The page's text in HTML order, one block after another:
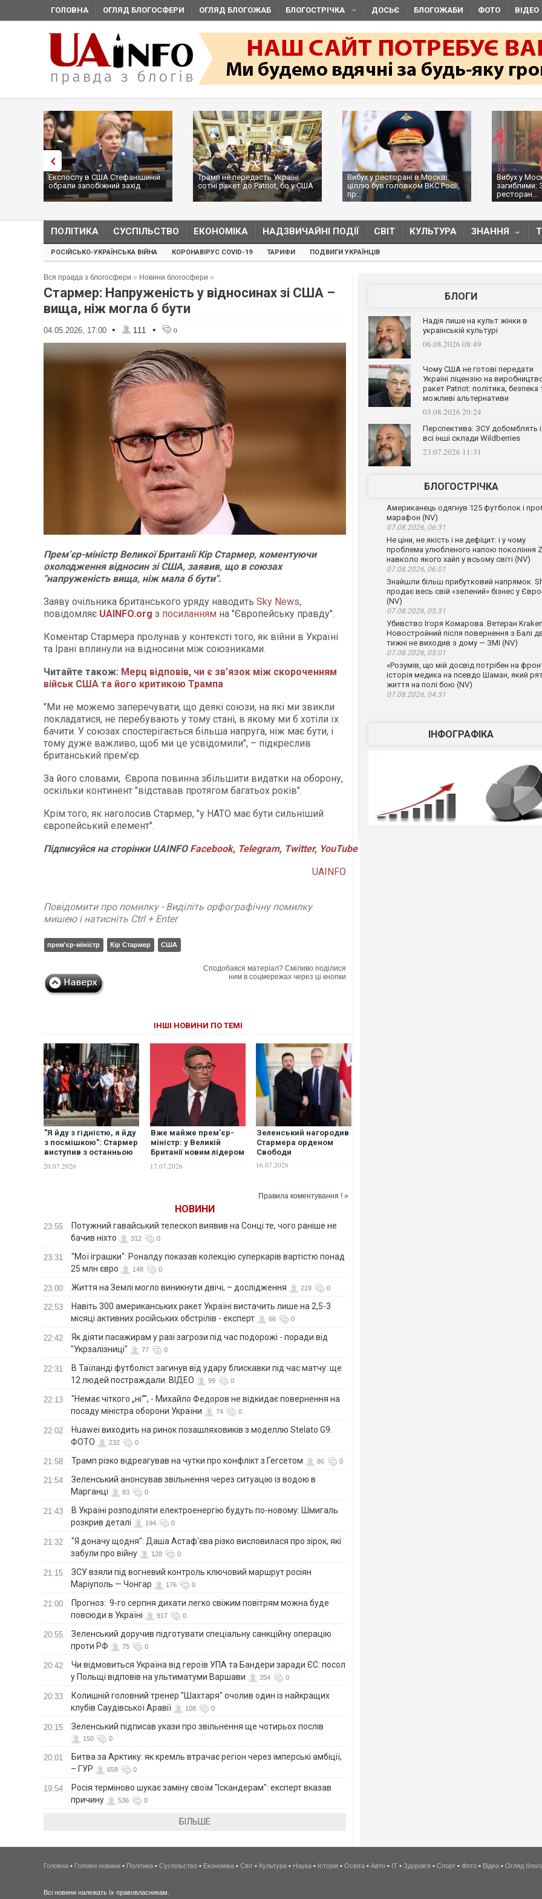
ГОЛОВНА ОГЛЯД БЛОГОСФЕРИ ОГЛЯД БЛОГОЖАБ БЛОГОСТРІЧКА ДОСЬЄ БЛОГОЖАБИ ФОТО ВІДЕО
Експослу в США Стефанішиній
обрали запобіжний захід
Трамп не передасть Україні
сотні ракет до Patriot, бо у США
...
Вибух у ресторані в Москві:
ціллю був головком ВКС Росії,
пр...
Вибух у
загиблими:
ресторан...
ПОЛІТИКА СУСПІЛЬСТВО ЕКОНОМІКА НАДЗВИЧАЙНІ ПОДІЇ СВІТ КУЛЬТУРА ЗНАННЯ
РОСІЙСЬКО-УКРАЇНСЬКА ВІЙНА КОРОНАВІРУС COVID-19 ТАРИФИ ПОДВИГИ УКРАЇНЦІВ
Вся правда з блогосфери » Новини блогосфери »
Стармер: Напруженість у відносинах зі США –
вища, ніж могла б бути
04.05.2026, 17:00 • 111 • 0
Прем’єр-міністр Великої Британії Кір Стармер, коментуючи
охолодження відносин зі США, заявив, що в союзах
"напруженість вища, ніж мала б бути".
Заяву очільника британського уряду наводить Sky News,
повідомляє UAINFO.org з посиланням на "Європейську правду".
Коментар Стармера пролунав у контексті того, як війни в Україні
та Ірані вплинули на відносини між союзниками.
Читайте також: Мерц відповів, чи є зв’язок між скороченням
військ США та його критикою Трампа
"Ми не можемо заперечувати, що деякі союзи, на які ми звикли
покладатися, не перебувають у тому стані, в якому ми б хотіли їх
бачити. У союзах спостерігається більша напруга, ніж має бути, і
тому дуже важливо, щоб ми це усвідомили", – підкреслив
британський прем’єр.
За його словами, Європа повинна збільшити видатки на оборону,
оскільки континент "відставав протягом багатьох років".
Крім того, як наголосив Стармер, "у НАТО має бути сильніший
європейський елемент".
ПідписуйсянасторінкиUAINFO Facebook, Telegram, Twitter, YouTube
UAINFO
Повідомити про помилку - Виділіть орфографічну помилку
мишею і натисніть Ctrl + Enter
прем'єр-міністр Кір Стармер США
Сподобався матеріал? Сміливо поділися
ним в соцмережах через ці кнопки
ІНШІ НОВИНИ ПО ТЕМІ
"Я йду з гідністю, я йду
з посмішкою": Стармер
виступив з останньою
прем’єр-міністра
20.07.2026
Вже майже прем'єр-
міністр: у Великій
Британії новим лідером
став Енді Бернем
17.07.2026
Зеленський нагородив
Стармера орденом
Свободи
16.07.2026
Правила коментування ! »
НОВИНИ
23:55
Потужний гавайський телескоп виявив на Сонці те, чого раніше не
бачив ніхто
312 0
23:31
"Мої іграшки": Роналду показав колекцію суперкарів вартістю понад
25 млн євро
148 0
23:00 Життя на Землі могло виникнути двічі, – дослідження 219 0
22:53
Навіть 300 американських ракет Україні вистачить лише на 2,5-3
місяці активних російських обстрілів - експерт
66 0
22:42
Як діяти пасажирам у разі загрози під час подорожі - поради від
"Укрзалізниці"
77 0
22:31
В Таїланді футболіст загинув від удару блискавки під час матчу: ще
12 людей постраждали. ВІДЕО
99 0
22:13
"Немає чіткого „ні“", - Михайло Федоров не відкидає повернення на
посаду міністра оборони України
74 0
22:02
Huawei виходить на ринок позашляховиків з моделлю Stelato G9.
ФОТО
232 0
21:58 Трамп різко відреагував на чутки про конфлікт з Гегсетом 86 0
21:54
Зеленський анонсував звільнення через ситуацію із водою в
Марганці
83 0
21:43
В Україні розподіляти електроенергію будуть по-новому: Шмигаль
розкрив деталі
194 0
21:32
"Я доначу щодня": Даша Астаф'єва різко висловилася про зірок, які
забули про війну
128 0
21:15
ЗСУ взяли під вогневий контроль ключовий маршрут росіян
Маріуполь — Чонгар
176 0
21:00
Прогноз: 9-го серпня дихати легко свіжим повітрям можна буде
повсюди в Україні
917 0
20:55
Зеленський доручив підготувати спеціальну санкційну операцію
проти РФ
75 0
20:42
Чи відмовиться Україна від героїв УПА та Бандери заради ЄС: посол
у Польщі відповів на ультиматуми Варшави
354 0
20:33
Колишній головний тренер "Шахтаря" очолив один із найкращих
клубів Саудівської Аравії
108 0
20:15 Зеленський підписав укази про звільнення ще чотирьох послів
150 0
20:01
Битва за Арктику: як кремль втрачає регіон через імперські амбіції,
– ГУР
659 0
19:54
Росія терміново шукає заміну своїм "Іскандерам": експерт вказав
причину
536 0
БІЛЬШЕ
БЛОГИ
Надія лише на культ жінки в
українській культурі
06.08.2026 08:49
Чому США не готові передати
Україні ліцензію на
ракет Patriot: політика, безпека
можливі альтернативи
03.08.2026 20:24
Перспектива: ЗСУ добомблять і
всі інші склади Wildberries
23.07.2026 11:31
БЛОГОСТРІЧКА
Американець одягнув 125 футболок і
марафон (NV)
07.08.2026, 06:31
Не ціни, не якість і не дефіцит: і у чому
проблема улюбленого напою покоління
навколо якого хайп у всьому світі (NV)
07.08.2026, 06:01
Знайшли більш прибутковий напрямок.
продає весь свій «зелений» бізнес у
(NV)
07.08.2026, 05:31
Убивство Ігоря Комарова. Ветеран Kraken
Новостройний після повернення з Балі
тижні не виходив з дому — ЗМІ (NV)
07.08.2026, 05:01
«Розумів, що мій досвід потрібен на
історія медика на псевдо Шаман, який
життя на полі бою (NV)
07.08.2026, 04:31
ІНФОГРАФІКА
Росія атакувала Суми
торговельний центр,
Топпосадовцю
Головна • Головні новини • Політика • Суспільство • Економіка • Світ • Культура • Наука • Історія • Освіта • Авто • IT • Здоров'я • Спорт • Фото • Відео • Огляд
Всі новини належать їх правовласникам.